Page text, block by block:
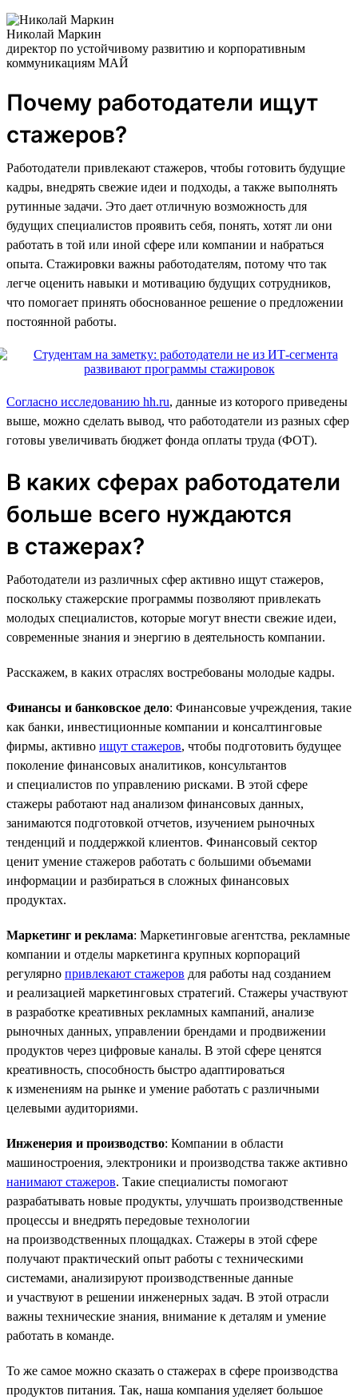
Николай Маркин
директор по устойчивому развитию и корпоративным
коммуникациям МАЙ
Почему работодатели ищут
стажеров?
Работодатели привлекают стажеров, чтобы готовить будущие
кадры, внедрять свежие идеи и подходы, а также выполнять
рутинные задачи. Это дает отличную возможность для
будущих специалистов проявить себя, понять, хотят ли они
работать в той или иной сфере или компании и набраться
опыта. Стажировки важны работодателям, потому что так
легче оценить навыки и мотивацию будущих сотрудников,
что помогает принять обоснованное решение о предложении
постоянной работы.
Согласно исследованию hh.ru, данные из которого приведены
выше, можно сделать вывод, что работодатели из разных сфер
готовы увеличивать бюджет фонда оплаты труда (ФОТ).
В каких сферах работодатели
больше всего нуждаются
в стажерах?
Работодатели из различных сфер активно ищут стажеров,
поскольку стажерские программы позволяют привлекать
молодых специалистов, которые могут внести свежие идеи,
современные знания и энергию в деятельность компании.
Расскажем, в каких отраслях востребованы молодые кадры.
Финансы и банковское дело: Финансовые учреждения, такие
как банки, инвестиционные компании и консалтинговые
фирмы, активно ищут стажеров, чтобы подготовить будущее
поколение финансовых аналитиков, консультантов
и специалистов по управлению рисками. В этой сфере
стажеры работают над анализом финансовых данных,
занимаются подготовкой отчетов, изучением рыночных
тенденций и поддержкой клиентов. Финансовый сектор
ценит умение стажеров работать с большими объемами
информации и разбираться в сложных финансовых
продуктах.
Маркетинг и реклама: Маркетинговые агентства, рекламные
компании и отделы маркетинга крупных корпораций
регулярно привлекают стажеров для работы над созданием
и реализацией маркетинговых стратегий. Стажеры участвуют
в разработке креативных рекламных кампаний, анализе
рыночных данных, управлении брендами и продвижении
продуктов через цифровые каналы. В этой сфере ценятся
креативность, способность быстро адаптироваться
к изменениям на рынке и умение работать с различными
целевыми аудиториями.
Инженерия и производство: Компании в области
машиностроения, электроники и производства также активно
нанимают стажеров. Такие специалисты помогают
разрабатывать новые продукты, улучшать производственные
процессы и внедрять передовые технологии
на производственных площадках. Стажеры в этой сфере
получают практический опыт работы с техническими
системами, анализируют производственные данные
и участвуют в решении инженерных задач. В этой отрасли
важны технические знания, внимание к деталям и умение
работать в команде.
То же самое можно сказать о стажерах в сфере производства
продуктов питания. Так, наша компания уделяет большое